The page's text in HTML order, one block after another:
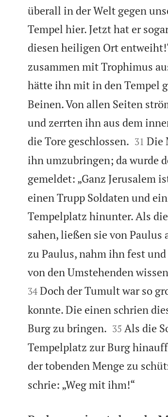
überall in der Welt gegen
Tempel hier. Jetzt hat er
diesen heiligen Ort
zusammen mit Trophimus
hätte ihn mit in den Tempel
Beinen. Von allen Seiten
und zerrten ihn aus dem
die Tore geschlossen.
31 Die
ihn umzubringen; da wurde
gemeldet: „Ganz Jerusalem
einen Trupp Soldaten und
Tempelplatz hinunter. Als
sahen, ließen sie von Paulus
zu Paulus, nahm ihn fest
von den Umstehenden
34 Doch der Tumult war so
konnte. Die einen schrien
Burg zu bringen.
35 Als die
Tempelplatz zur Burg
der tobenden Menge zu
schrie: „Weg mit ihm!“